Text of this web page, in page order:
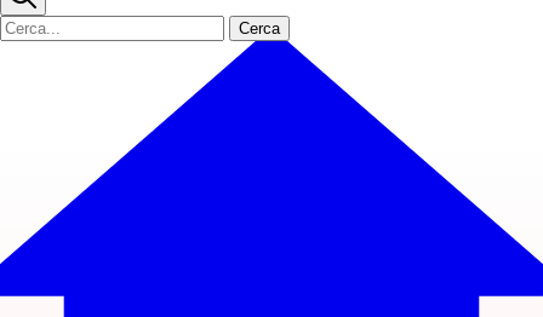
Cerca